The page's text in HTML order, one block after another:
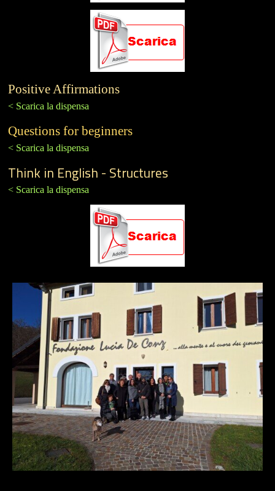
Positive Affirmations
< Scarica la dispensa
Questions for beginners
< Scarica la dispensa
Think in English - Structures
< Scarica la dispensa